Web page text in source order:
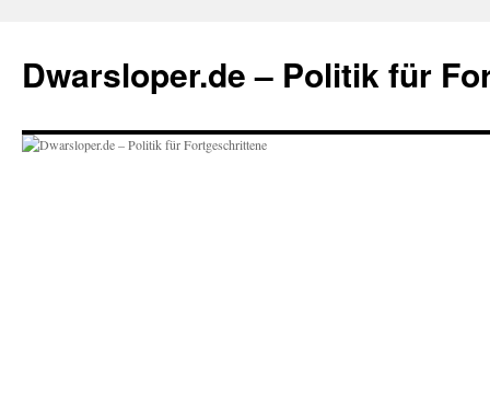
springen
Dwarsloper.de – Politik für